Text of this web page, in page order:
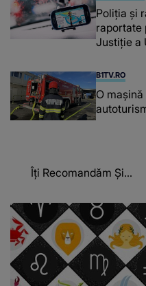
Poliţia şi
raportate
Justiție a
B1TV.RO
O
Îți Recomandăm Și...